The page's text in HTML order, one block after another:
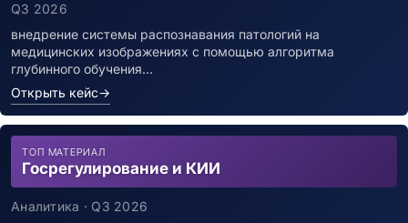
Q3 2026
внедрение системы распознавания патологий на
медицинских изображениях с помощью алгоритма
глубинного обучения…
Открыть кейс→
ТОП МАТЕРИАЛ
Госрегулирование и КИИ
Аналитика · Q3 2026